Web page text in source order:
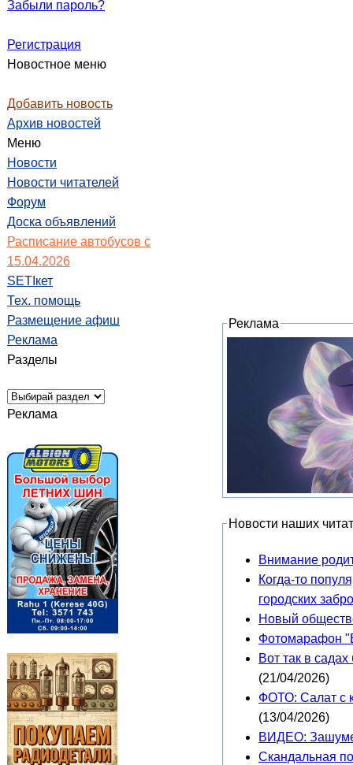
Забыли пароль?
Регистрация
Новостное меню
Добавить новость
Архив новостей
Меню
Новости
Новости читателей
Форум
Доска объявлений
Расписание автобусов с
15.04.2026
SETIкет
Тех. помощь
Размещение афиш
Реклама
Разделы
Реклама
Реклама
Новости наших
Внимание
Когда-то
городских
Новый
Фотомарафон
Вот так в
(21/04/2026)
ФОТО: Салат с
(13/04/2026)
ВИДЕО:
Скандальная